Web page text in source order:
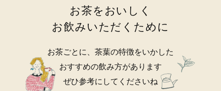
お茶をおいしく
お飲みいただくために
お茶ごとに、茶葉の特徴をいかした
おすすめの飲み方があります
ぜひ参考にしてくださいね